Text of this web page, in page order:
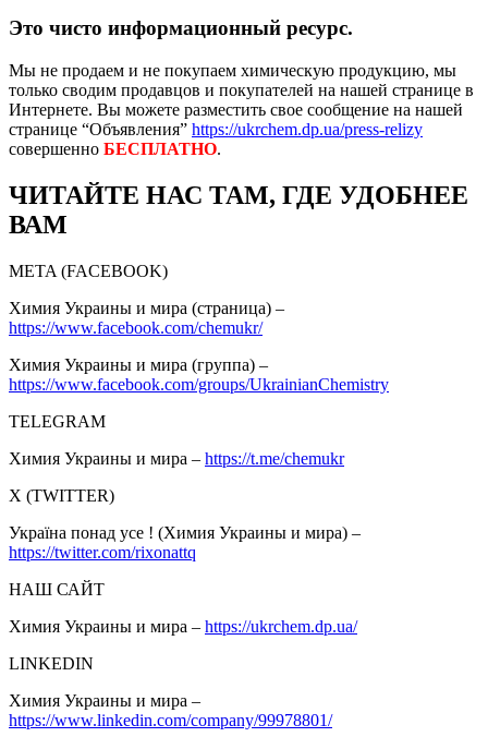
Это чисто информационный ресурс.
Мы не продаем и не покупаем химическую продукцию, мы
только сводим продавцов и покупателей на нашей странице в
Интернете. Вы можете разместить свое сообщение на нашей
странице “Объявления” https://ukrchem.dp.ua/press-relizy
совершенно БЕСПЛАТНО.
ЧИТАЙТЕ НАС ТАМ, ГДЕ УДОБНЕЕ
ВАМ
META (FACEBOOK)
Химия Украины и мира (страница) –
https://www.facebook.com/chemukr/
Химия Украины и мира (группа) –
https://www.facebook.com/groups/UkrainianChemistry
TELEGRAM
Химия Украины и мира – https://t.me/chemukr
Х (TWITTER)
Україна понад усе ! (Химия Украины и мира) –
https://twitter.com/rixonattq
НАШ САЙТ
Химия Украины и мира – https://ukrchem.dp.ua/
LINKEDIN
Химия Украины и мира –
https://www.linkedin.com/company/99978801/